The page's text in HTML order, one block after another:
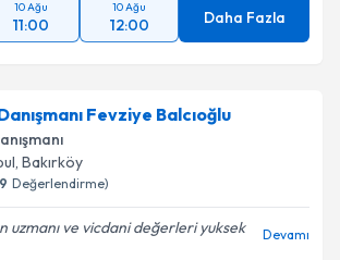
10 Ağu
11:00
10 Ağu
12:00 Daha Fazla
Fevziye Balcıoğlu
, Bakırköy
Değerlendirme)
uzmanı ve vicdani değerleri yuksek
Devamı